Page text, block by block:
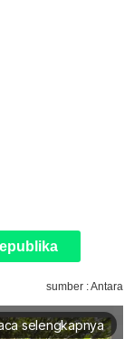
sumber : Antara
selengkapnya